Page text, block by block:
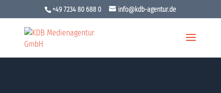
+49 7234 80 688 0 info@kdb-agentur.de